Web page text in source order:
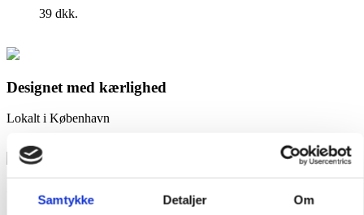
Samtykke Detaljer Om
39 dkk.
Designet med kærlighed
Lokalt i København
Gratis fragt